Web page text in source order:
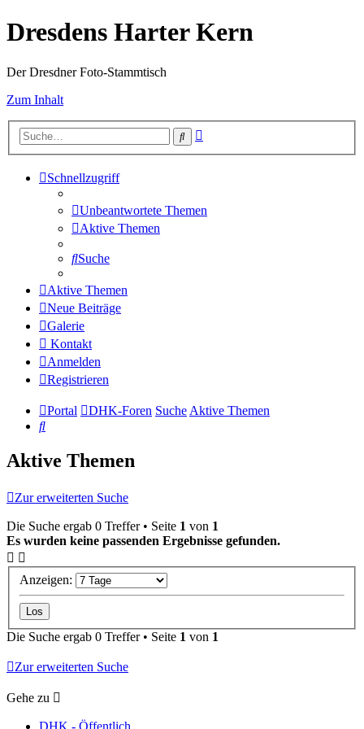
Dresdens Harter Kern
Der Dresdner Foto-Stammtisch
Zum Inhalt
Suche
Schnellzugriff
Unbeantwortete Themen
Aktive Themen
Suche
Aktive Themen
Neue Beiträge
Galerie
Kontakt
Anmelden
Registrieren
Portal DHK-Foren SucheAktive Themen
Suche
Aktive Themen
Zur erweiterten Suche
Die Suche ergab 0 Treffer • Seite 1 von 1
Es wurden keine passenden Ergebnisse gefunden.
Anzeigen:
Die Suche ergab 0 Treffer • Seite 1 von 1
Zur erweiterten Suche
Gehe zu
DHK - Öffentlich